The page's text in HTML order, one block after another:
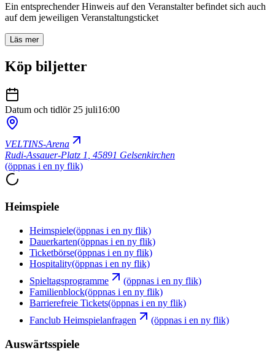
Ein entsprechender Hinweis auf den Veranstalter befindet sich auch
auf dem jeweiligen Veranstaltungsticket
Läs mer
Köp biljetter
Datum och tidlör 25 juli16:00
VELTINS-Arena
Rudi-Assauer-Platz 1 45891 Gelsenkirchen
(öppnas i en ny flik)
Heimspiele
Heimspiele(öppnas i en ny flik)
Dauerkarten(öppnas i en ny flik)
Ticketbörse(öppnas i en ny flik)
Hospitality(öppnas i en ny flik)
Spieltagsprogramme
(öppnas i en ny flik)
Familienblock(öppnas i en ny flik)
Barrierefreie Tickets(öppnas i en ny flik)
Fanclub Heimspielanfragen
(öppnas i en ny flik)
Auswärtsspiele